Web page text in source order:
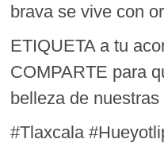
brava se vive con
ETIQUETA a tu
COMPARTE para
belleza de
#Tlaxcala